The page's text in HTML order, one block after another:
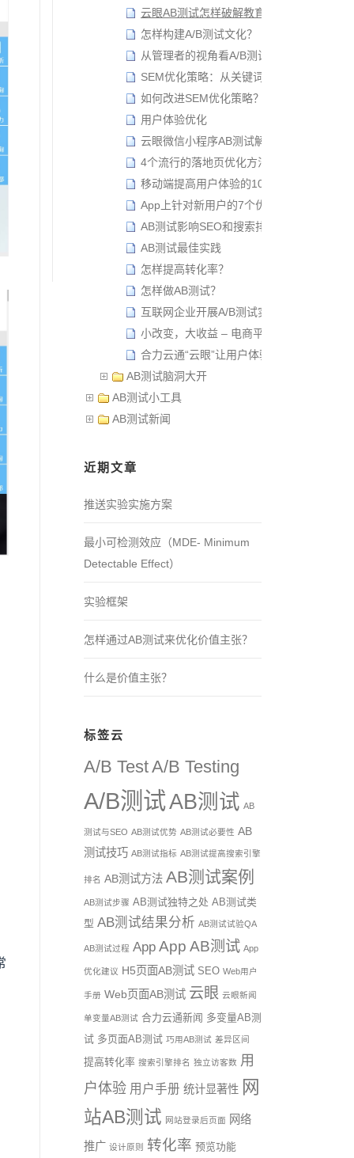
云眼AB测试怎样破解教育机构“招生难”？
怎样构建A/B测试文化？
从管理者的视角看A/B测试
SEM优化策略：从关键词到着陆页
如何改进SEM优化策略？
用户体验优化
云眼微信小程序AB测试解决方案
4个流行的落地页优化方法
移动端提高用户体验的10个设计原则
App上针对新用户的7个优化建议
AB测试影响SEO和搜索排名吗？
AB测试最佳实践
怎样提高转化率？
怎样做AB测试？
互联网企业开展A/B测试实践的策略
小改变，大收益 – 电商平台优化秘籍
合力云通“云眼”让用户体验优化看得见
AB测试脑洞大开
AB测试小工具
AB测试新闻
近期文章
推送实验实施方案
最小可检测效应（MDE- Minimum
Detectable Effect）
实验框架
怎样通过AB测试来优化价值主张？
什么是价值主张？
标签云
A/B TestA/B Testing
A/B测试AB测试 AB
测试与SEO AB测试优势 AB测试必要性 AB
测试技巧 AB测试指标 AB测试提高搜索引擎
排名 AB测试方法 AB测试案例
AB测试步骤 AB测试独特之处 AB测试类
型 AB测试结果分析 AB测试试验QA
AB测试过程 App App AB测试 App
优化建议 H5页面AB测试 SEO Web用户
手册 Web页面AB测试 云眼 云眼新闻
单变量AB测试 合力云通新闻 多变量AB测
试 多页面AB测试 巧用AB测试 差异区间
提高转化率 搜索引擎排名 独立访客数 用
户体验 用户手册 统计显著性 网
站AB测试 网站登录后页面 网络
推广 设计原则 转化率 预览功能